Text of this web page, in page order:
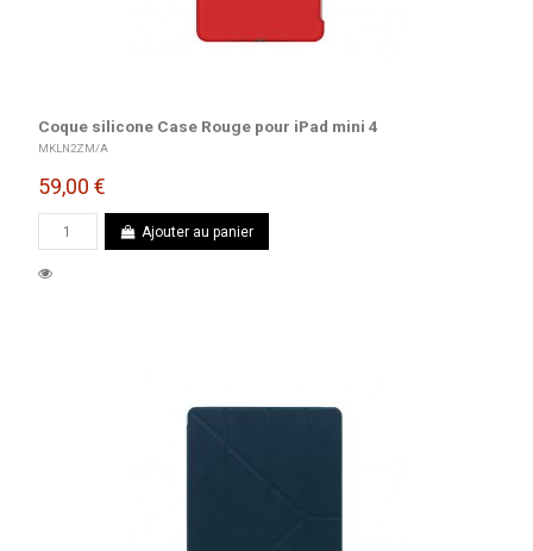
Coque silicone Case Rouge pour iPad mini 4
MKLN2ZM/A
59,00 €
Ajouter au panier